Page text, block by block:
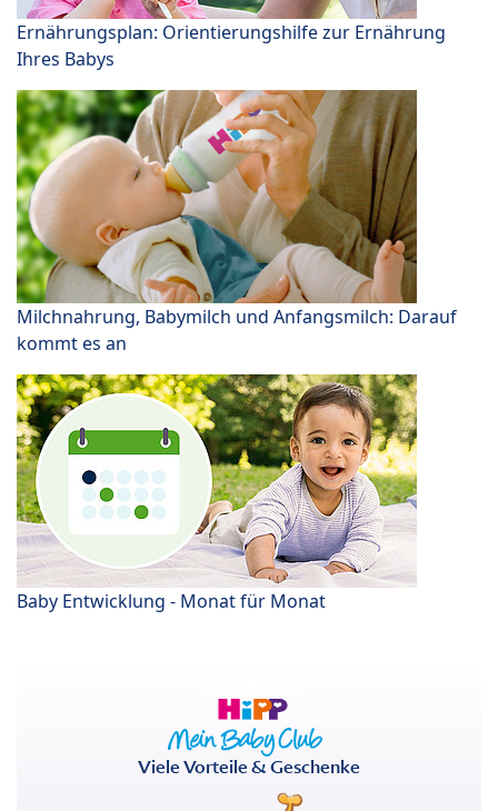
Ernährungsplan: Orientierungshilfe zur Ernährung
Ihres Babys
Milchnahrung, Babymilch und Anfangsmilch: Darauf
kommt es an
Baby Entwicklung - Monat für Monat
Viele Vorteile & Geschenke